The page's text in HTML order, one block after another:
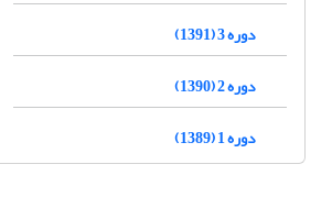
دوره 3 (1391)
دوره 2 (1390)
دوره 1 (1389)